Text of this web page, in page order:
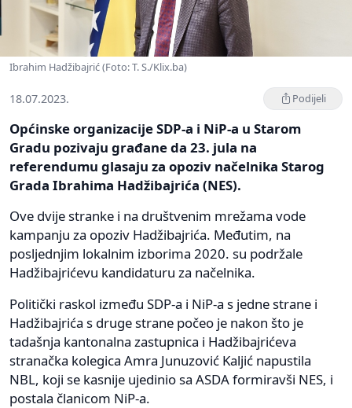
Ibrahim Hadžibajrić (Foto: T. S./Klix.ba)
18.07.2023. Podijeli
Općinske organizacije SDP-a i NiP-a u Starom
Gradu pozivaju građane da 23. jula na
referendumu glasaju za opoziv načelnika Starog
Grada Ibrahima Hadžibajrića (NES).
Ove dvije stranke i na društvenim mrežama vode
kampanju za opoziv Hadžibajrića. Međutim, na
posljednjim lokalnim izborima 2020. su podržale
Hadžibajrićevu kandidaturu za načelnika.
Politički raskol između SDP-a i NiP-a s jedne strane i
Hadžibajrića s druge strane počeo je nakon što je
tadašnja kantonalna zastupnica i Hadžibajrićeva
stranačka kolegica Amra Junuzović Kaljić napustila
NBL, koji se kasnije ujedinio sa ASDA formiravši NES, i
postala članicom NiP-a.